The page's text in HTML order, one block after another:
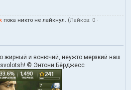
пока никто не лайкнул. (Лайков: 0 ·
жирный и вонючий, неужто мерзкий наш
© Энтони Бёрджесс